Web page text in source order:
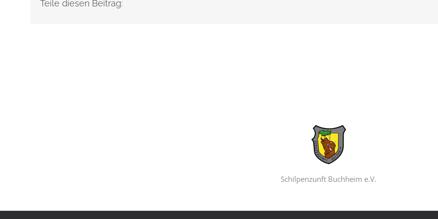
Teile diesen Beitrag:
Schilpenzunft Buchheim e.V.